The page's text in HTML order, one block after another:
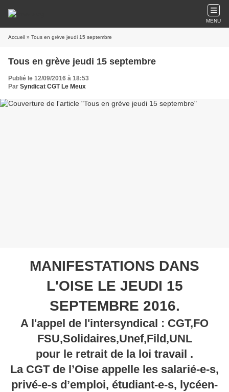
MENU
Accueil » Tous en grève jeudi 15 septembre
Tous en grève jeudi 15 septembre
Publié le 12/09/2016 à 18:53
Par Syndicat CGT Le Meux
MANIFESTATIONS DANS
L'OISE LE JEUDI 15
SEPTEMBRE 2016.
A l'appel de l'intersyndical : CGT,FO
FSU,Solidaires,Unef,Fild,UNL
pour le retrait de la loi travail .
La CGT de l’Oise appelle les salarié-e-s,
privé-e-s d’emploi, étudiant-e-s, lycéen-